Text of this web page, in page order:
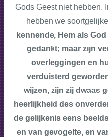
Gods Geest niet hebben.
hebben we
kennende, Hem als
gedankt; maar zijn
overleggingen en
verduisterd
wijzen, zijn zij dwaas
heerlijkheid des
de gelijkenis eens
en van gevogelte, en